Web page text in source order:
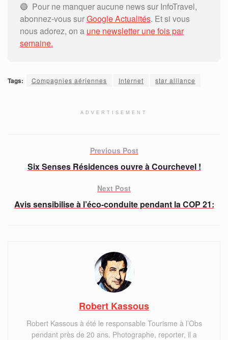
🔵 Pour ne manquer aucune news sur InfoTravel,
abonnez-vous surGoogle Actualités. Et si vous
nous adorez, on a une newsletter une fois par
semaine.
Tags: Compagnies aériennes Internet star alliance
ADVERTISEMENT
Previous Post
Six Senses Résidences ouvre à Courchevel !
Next Post
Avis sensibilise à l’éco-conduite pendant la COP 21:
Robert Kassous
Robert Kassous à été le responsable Tourisme à l’Obs
pendant près de 20 ans. Photographe, reporter, il a